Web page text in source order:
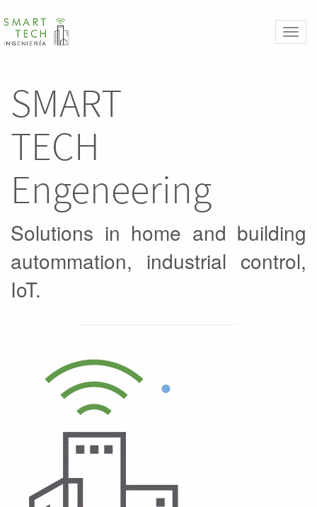
SMART
TECH
Engeneering
Solutions in home and building
autommation, industrial control,
IoT.